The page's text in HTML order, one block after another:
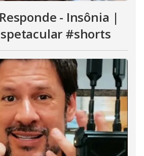
- Insônia |
#shorts